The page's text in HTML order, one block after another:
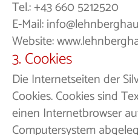
Tel.: +43 660 5212520
E-Mail:
Website:
3. Cookies
Die Internetseiten der
Cookies. Cookies sind
einen Internetbrowser
Computersystem